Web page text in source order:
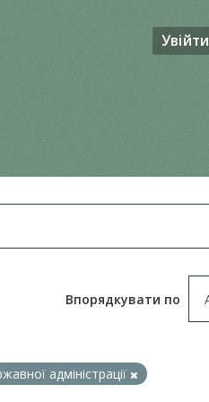
Увійти
Впорядкувати по
адміністрації